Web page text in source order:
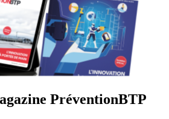
PréventionBTP